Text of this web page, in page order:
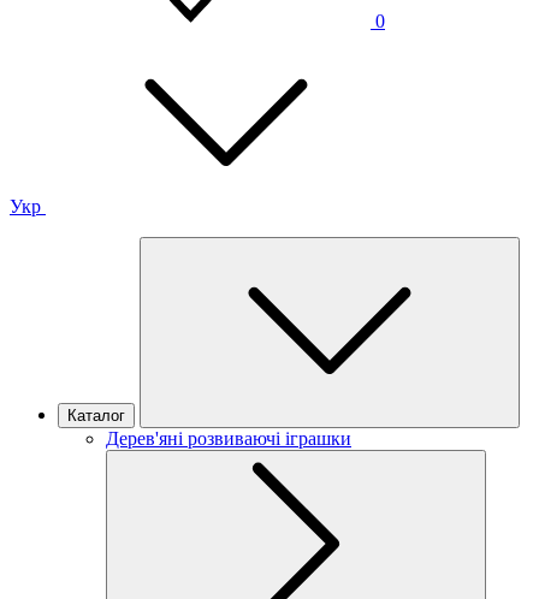
0
Укр
Каталог
Дерев'яні розвиваючі іграшки